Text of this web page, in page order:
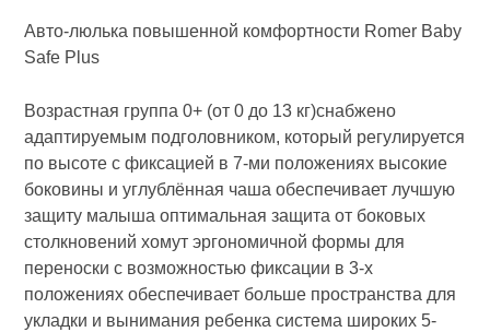
Авто-люлька повышенной комфортности Romer Baby
Safe Plus
Возрастная группа 0+ (от 0 до 13 кг)снабжено
адаптируемым подголовником, который регулируется
по высоте с фиксацией в 7-ми положениях высокие
боковины и углублённая чаша обеспечивает лучшую
защиту малыша оптимальная защита от боковых
столкновений хомут эргономичной формы для
переноски с возможностью фиксации в 3-х
положениях обеспечивает больше пространства для
укладки и вынимания ребенка система широких 5-